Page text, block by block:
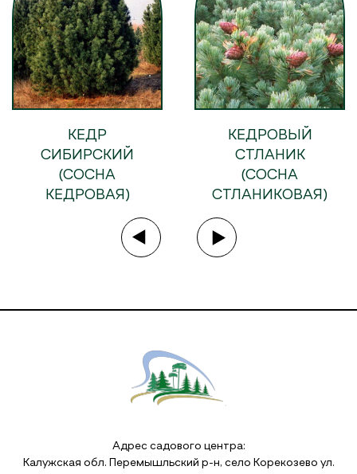
КЕДР
СИБИРСКИЙ
(СОСНА
КЕДРОВАЯ)
КЕДРОВЫЙ
СТЛАНИК
(СОСНА
СТЛАНИКОВАЯ)
Адрес садового центра:
Калужская обл. Перемышльский р-н, село Корекозево ул.